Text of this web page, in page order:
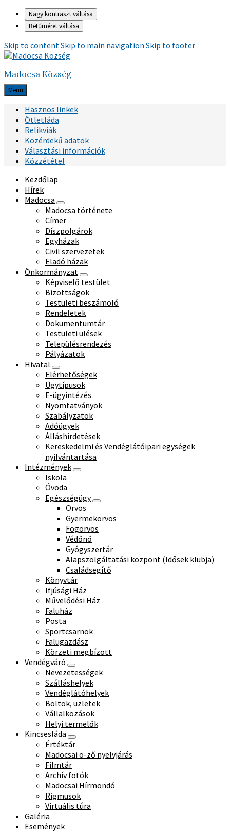
Nagy kontraszt váltása
Betűméret váltása
Skip to contentSkip to main navigation Skip to footer
Madocsa Község
Menu
Hasznos linkek
Ötletláda
Relikviák
Közérdekű adatok
Választási információk
Közzététel
Kezdőlap
Hírek
Madocsa
Madocsa története
Címer
Díszpolgárok
Egyházak
Civil szervezetek
Eladó házak
Önkormányzat
Képviselő testület
Bizottságok
Testületi beszámoló
Rendeletek
Dokumentumtár
Testületi ülések
Településrendezés
Pályázatok
Hivatal
Elérhetőségek
Ügytípusok
E-ügyintézés
Nyomtatványok
Szabályzatok
Adóügyek
Álláshirdetések
Kereskedelmi és Vendéglátóipari egységek
nyilvántartása
Intézmények
Iskola
Óvoda
Egészségügy
Orvos
Gyermekorvos
Fogorvos
Védőnő
Gyógyszertár
Alapszolgáltatási központ (Idősek klubja)
Családsegítő
Könyvtár
Ifjúsági Ház
Művelődési Ház
Faluház
Posta
Sportcsarnok
Falugazdász
Körzeti megbízott
Vendégváró
Nevezetességek
Szálláshelyek
Vendéglátóhelyek
Boltok, üzletek
Vállalkozások
Helyi termelők
Kincsesláda
Értéktár
Madocsai ö-ző nyelvjárás
Filmtár
Archív fotók
Madocsai Hírmondó
Rigmusok
Virtuális túra
Galéria
Események